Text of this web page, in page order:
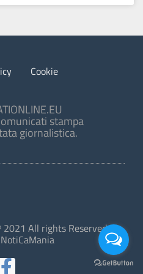
Cookie
stampa
giornalistica.
2021 All rights Reserved.